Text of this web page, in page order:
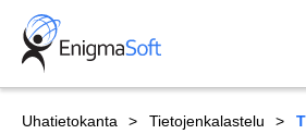
Skip
content
Uhatietokanta Tietojenkalastelu